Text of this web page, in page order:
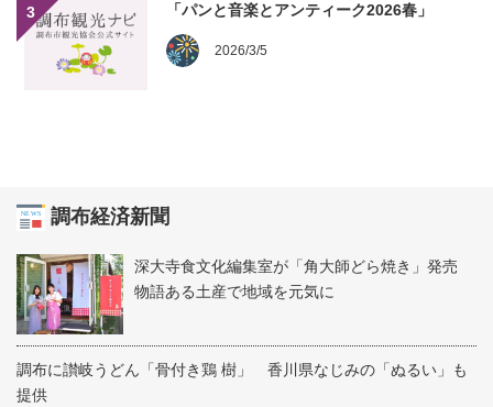
3 「パンと音楽とアンティーク2026春」
2026/3/5
調布経済新聞
深大寺食文化編集室が「角大師どら焼き」発売
物語ある土産で地域を元気に
調布に讃岐うどん「骨付き鶏 樹」 香川県なじみの「ぬるい」も
提供